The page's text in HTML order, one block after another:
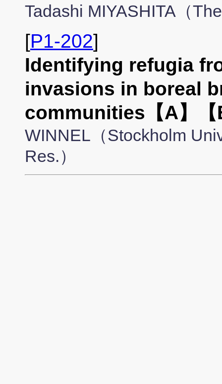
Tadashi MIYASHITA（
[P1-202]
Identifying refugia
invasions in boreal
communities【A】【
WINNEL（Stockholm
Res.）